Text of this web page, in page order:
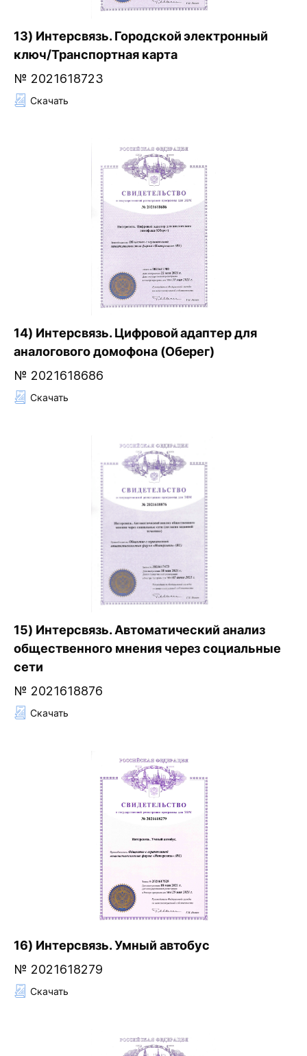
13) Интерсвязь. Городской электронный
ключ/Транспортная карта
№ 2021618723
Скачать
14) Интерсвязь. Цифровой адаптер для
аналогового домофона (Оберег)
№ 2021618686
Скачать
15) Интерсвязь. Автоматический анализ
общественного мнения через социальные
сети
№ 2021618876
Скачать
16) Интерсвязь. Умный автобус
№ 2021618279
Скачать